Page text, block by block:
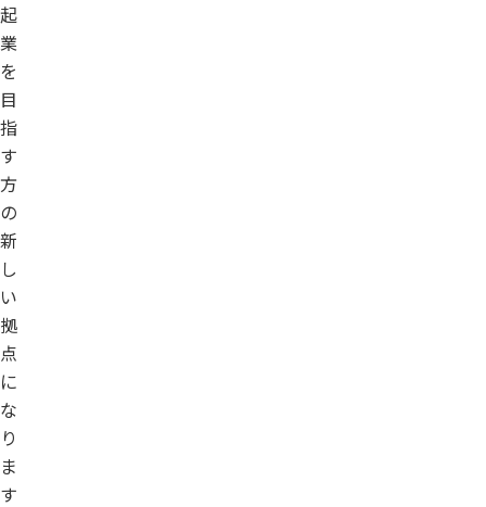
起
業
を
目
指
す
方
の
新
し
い
拠
点
に
な
り
ま
す